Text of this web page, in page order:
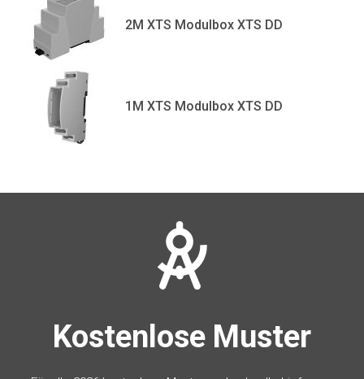
2M XTS Modulbox XTS DD
1M XTS Modulbox XTS DD
Kostenlose Muster